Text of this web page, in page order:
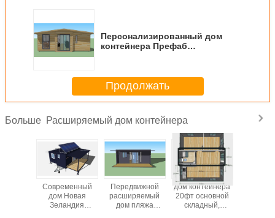
Персонализированный дом
контейнера Префаб
водостойким
Продолжать
Больше Расширяемый дом контейнера
Современный
дом Новая
Зеландия
Передвижной
расширяемый
дом пляжа
дом контейнера
20фт основной
складный,